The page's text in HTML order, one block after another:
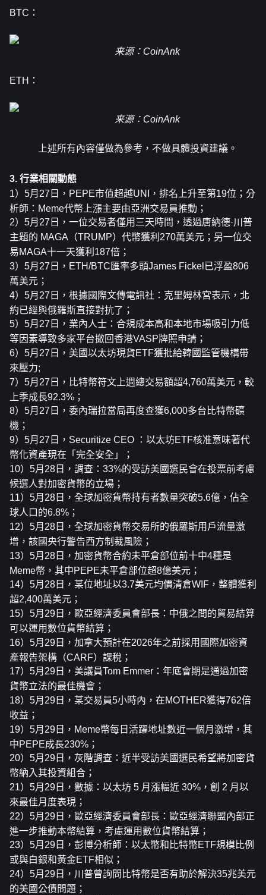
BTC：
来源：CoinAnk
ETH：
来源：CoinAnk
上述所有內容僅做為參考，不做具體投資建議。
3. 行業相關動態
1）5月27日，PEPE市值超越UNI，排名上升至第19位；分
析師：Meme代幣上漲主要由亞洲交易員推動；
2）5月27日，一位交易者僅用三天時間，透過唐納德·川普
主題的 MAGA（TRUMP）代幣獲利270萬美元；另一位交
易MAGA十一天獲利187倍；
3）5月27日，ETH/BTC匯率多頭James Fickel已浮盈806
萬美元；
4）5月27日，根據國際文傳電訊社：克里姆林宮表示，北
約已經與俄羅斯直接對抗了；
5）5月27日，業內人士：合規成本高和本地市場吸引力低
等因素導致多家平台撤回香港VASP牌照申請；
6）5月27日，美國以太坊現貨ETF獲批給韓國監管機構帶
來壓力;
7）5月27日，比特幣符文上週總交易額超4,760萬美元，較
上季成長92.3%；
8）5月27日，委內瑞拉當局再度查獲6,000多台比特幣礦
機；
9）5月27日，Securitize CEO ：以太坊ETF核准意味著代
幣化資產現在「完全安全」；
10）5月28日，調查：33%的受訪美國選民會在投票前考慮
候選人對加密貨幣的立場；
11）5月28日，全球加密貨幣持有者數量突破5.6億，佔全
球人口的6.8%；
12）5月28日，全球加密貨幣交易所的俄羅斯用戶流量激
增，該國央行警告西方制裁風險；
13）5月28日，加密貨幣合約未平倉部位前十中4種是
Meme幣，其中PEPE未平倉部位超8億美元；
14）5月28日，某位地址以3.7美元均價清倉WIF，整體獲利
超2,400萬美元；
15）5月29日，歐亞經濟委員會部長：中俄之間的貿易結算
可以運用數位貨幣結算；
16）5月29日，加拿大預計在2026年之前採用國際加密資
產報告架構（CARF）課稅；
17）5月29日，美議員Tom Emmer：年底會期是通過加密
貨幣立法的最佳機會；
18）5月29日，某交易員5小時內，在MOTHER獲得762倍
收益；
19）5月29日，Meme幣每日活躍地址數近一個月激增，其
中PEPE成長230%；
20）5月29日，灰階調查：近半受訪美國選民希望將加密貨
幣納入其投資組合；
21）5月29日，數據：以太坊 5 月漲幅近 30%，創 2 月以
來最佳月度表現；
22）5月29日，歐亞經濟委員會部長：歐亞經濟聯盟內部正
進一步推動本幣結算，考慮運用數位貨幣結算；
23）5月29日，彭博分析師：以太幣和比特幣ETF規模比例
或與白銀和黃金ETF相似；
24）5月29日，川普曾詢問比特幣是否有助於解決35兆美元
的美國公債問題；